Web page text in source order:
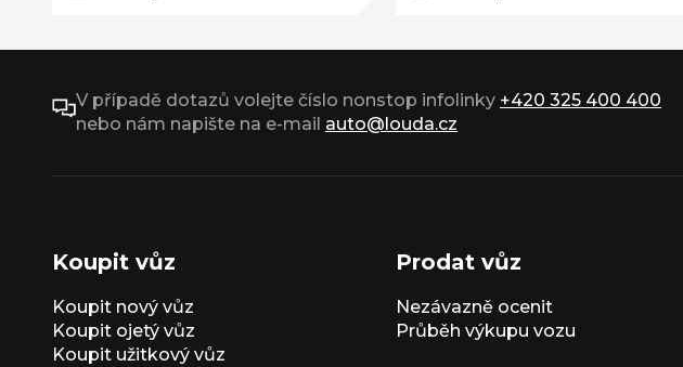
V případě dotazů volejte číslo nonstop infolinky +420 325 400 400
nebo nám napište na e-mail auto@louda.cz
Koupit vůz
Koupit nový vůz
Koupit ojetý vůz
Koupit užitkový vůz
Prodat vůz
Nezávazně ocenit
Průběh výkupu vozu